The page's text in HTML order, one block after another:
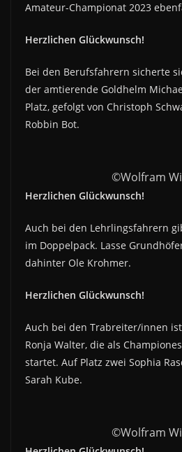
Amateur-Championat 2023
Herzlichen Glückwunsch!
Bei den Berufsfahrern sicherte
der amtierende Goldhelm
Platz, gefolgt von Christoph
Robbin Bot.
©Wolfram
Herzlichen Glückwunsch!
Auch bei den Lehrlingsfahrern
im Doppelpack. Lasse
dahinter Ole Krohmer.
Herzlichen Glückwunsch!
Auch bei den Trabreiter/innen
Ronja Walter, die als
startet. Auf Platz zwei Sophia
Sarah Kube.
©Wolfram